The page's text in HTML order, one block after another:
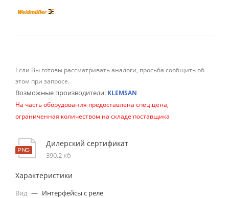
Если Вы готовы рассматривать аналоги, просьба сообщить об
этом при запросе.
Возможные производители: KLEMSAN
На часть оборудования предоставлена спец.цена,
ограниченная количеством на складе поставщика
Дилерский сертификат
390,2 кб
Характеристики
Вид — Интерфейсы с реле